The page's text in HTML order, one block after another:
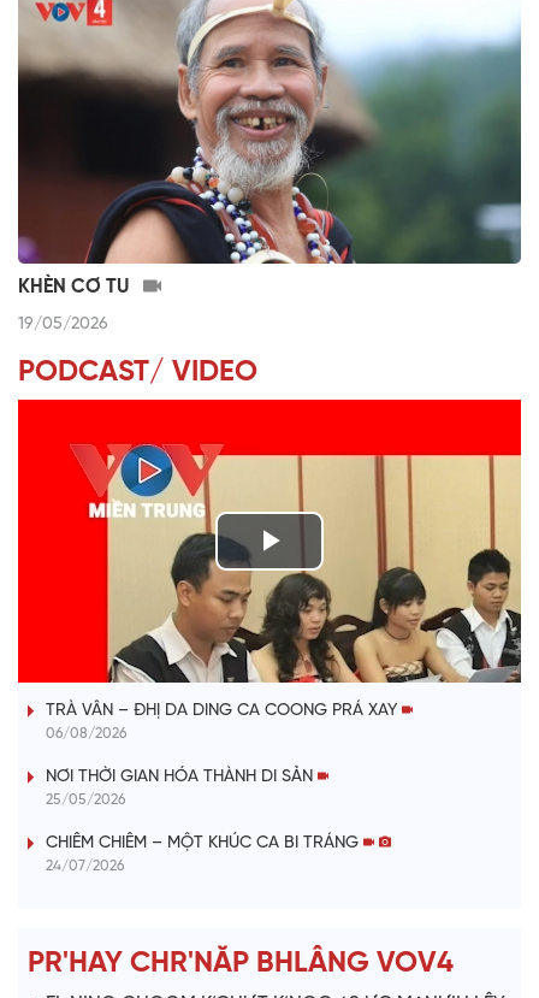
KHÈN CƠ TU
19/05/2026
PODCAST/ VIDEO
P
l
a
V
i
e
VÀI PHÚT DÀNH CHO QUẢNG BÁ
TRÀ VÂN – ĐHỊ DA DING CA COONG PRÁ XAY
06/08/2026
NƠI THỜI GIAN HÓA THÀNH DI SẢN
25/05/2026
CHIÊM CHIÊM – MỘT KHÚC CA BI TRÁNG
24/07/2026
PR'HAY CHR'NĂP BHLÂNG VOV4